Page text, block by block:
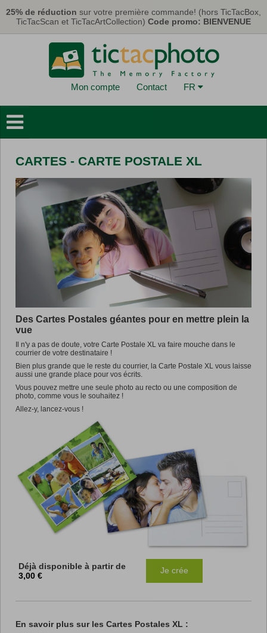
25% de réduction sur votre première commande! (hors TicTacBox,
TicTacScan et TicTacArtCollection) Code promo: BIENVENUE
Mon compte Contact FR
Déco Murales
Cartes & Calendriers
Tirages Photo
Cadeaux
TicTacBox
Eco
Promotions
CARTES - CARTE POSTALE XL
Des Cartes Postales géantes pour en mettre plein la
vue
Il n'y a pas de doute, votre Carte Postale XL va faire mouche dans le
courrier de votre destinataire !
Bien plus grande que le reste du courrier, la Carte Postale XL vous laisse
aussi une grande place pour vos écrits.
Vous pouvez mettre une seule photo au recto ou une composition de
photo, comme vous le souhaitez !
Allez-y, lancez-vous !
Déjà disponible à partir de
3,00 €
Je crée
En savoir plus sur les Cartes Postales XL :